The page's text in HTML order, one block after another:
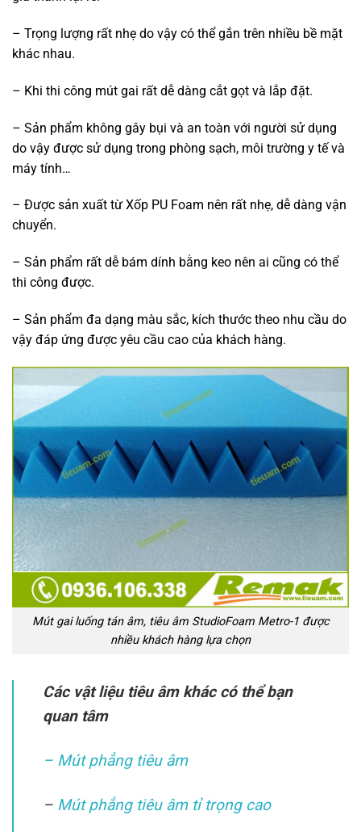
– Trọng lượng rất nhẹ do vậy có thể gắn trên nhiều bề mặt
khác nhau.
– Khi thi công mút gai rất dễ dàng cắt gọt và lắp đặt.
– Sản phẩm không gây bụi và an toàn với người sử dụng
do vậy được sử dụng trong phòng sạch, môi trường y tế và
máy tính…
– Được sản xuất từ Xốp PU Foam nên rất nhẹ, dễ dàng vận
chuyển.
– Sản phẩm rất dễ bám dính bằng keo nên ai cũng có thể
thi công được.
– Sản phẩm đa dạng màu sắc, kích thước theo nhu cầu do
vậy đáp ứng được yêu cầu cao của khách hàng.
Mút gai luống tán âm, tiêu âm StudioFoam Metro-1 được
nhiều khách hàng lựa chọn
Các vật liệu tiêu âm khác có thể bạn
quan tâm
– Mút phẳng tiêu âm
– Mút phẳng tiêu âm tỉ trọng cao